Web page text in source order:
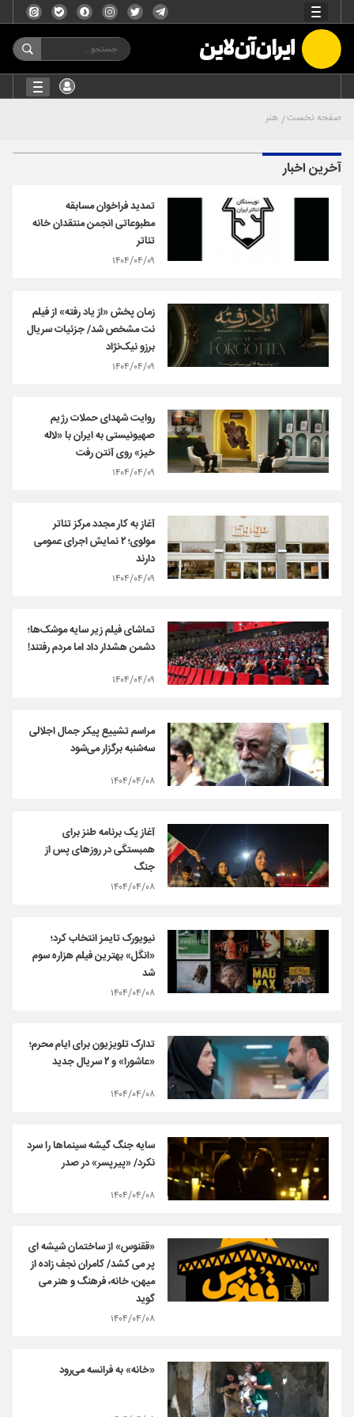
صفحه نخست هنر
آخرین اخبار
تمدید فراخوان مسابقه
مطبوعاتی انجمن منتقدان خانه
تئاتر
۱۴۰۴/۰۴/۰۹
زمان پخش «از یاد رفته» از فیلم
نت مشخص شد/ جزئیات سریال
برزو نیک‌نژاد
۱۴۰۴/۰۴/۰۹
روایت شهدای حملات رژیم
صهیونیستی به ایران با «لاله
خیز» روی آنتن رفت
۱۴۰۴/۰۴/۰۹
آغاز به کار مجدد مرکز تئاتر
مولوی؛ ۲ نمایش اجرای عمومی
دارند
۱۴۰۴/۰۴/۰۹
تماشای فیلم زیر سایه موشک‌ها؛
دشمن هشدار داد اما مردم رفتند!
۱۴۰۴/۰۴/۰۹
مراسم تشییع پیکر جمال اجلالی
سه‌شنبه برگزار می‌شود
۱۴۰۴/۰۴/۰۸
آغاز یک برنامه طنز برای
همبستگی در روزهای پس از
جنگ
۱۴۰۴/۰۴/۰۸
نیویورک تایمز انتخاب کرد؛
«انگل» بهترین فیلم هزاره سوم
شد
۱۴۰۴/۰۴/۰۸
تدارک تلویزیون برای ایام محرم؛
«عاشورا» و ۲ سریال جدید
۱۴۰۴/۰۴/۰۸
سایه جنگ گیشه سینماها را سرد
نکرد/ «پیرپسر» در صدر
۱۴۰۴/۰۴/۰۸
«ققنوس» از ساختمان شیشه ای
پر می کشد/ کامران نجف زاده از
میهن، خانه، فرهنگ و هنر می
گوید
۱۴۰۴/۰۴/۰۸
«خانه» به فرانسه می‌رود